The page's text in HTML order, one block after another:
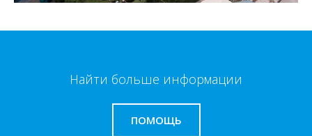
Найти больше информации
ПОМОЩЬ